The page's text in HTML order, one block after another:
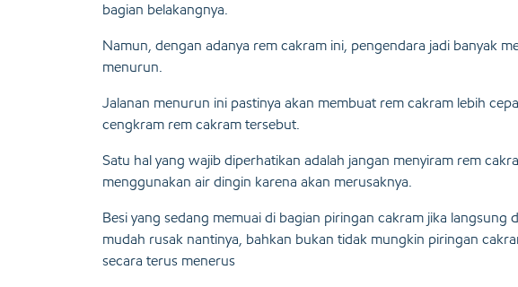
bagian belakangnya.
Namun, dengan adanya rem cakram ini, pengendara jadi banyak
menurun.
Jalanan menurun ini pastinya akan membuat rem cakram lebih
cengkram rem cakram tersebut.
Satu hal yang wajib diperhatikan adalah jangan menyiram rem
menggunakan air dingin karena akan merusaknya.
Besi yang sedang memuai di bagian piringan cakram jika langsung
mudah rusak nantinya, bahkan bukan tidak mungkin piringan
secara terus menerus